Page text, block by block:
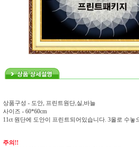
상품구성 - 도안, 프린트원단,실,바늘
사이즈 - 60*60cm
11ct 원단에 도안이 프린트되어있습니다. 3올로 수놓
주의!!